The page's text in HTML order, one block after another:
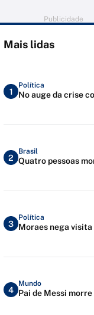
Publicidade
Mais lidas
1
Política
No auge da crise
2
Brasil
Quatro pessoas
3
Política
Moraes nega visita
4
Mundo
Pai de Messi